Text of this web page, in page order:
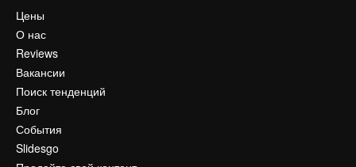
Цены
О нас
Reviews
Вакансии
Поиск тенденций
Блог
События
Slidesgo